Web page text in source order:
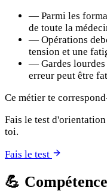
— Parmi les
de toute la
— Opérations
tension et une
— Gardes
erreur peut être
Ce métier te
Fais le test
toi.
Fais le test
💪